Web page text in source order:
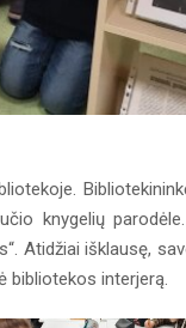
knygelių
Atidžiai išklausę,
bibliotekos interjerą.